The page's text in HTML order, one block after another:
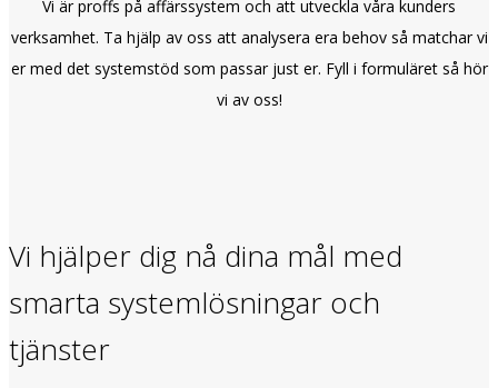
Vi är proffs på affärssystem och att utveckla våra kunders
verksamhet. Ta hjälp av oss att analysera era behov så matchar vi
er med det systemstöd som passar just er. Fyll i formuläret så hör
vi av oss!
Vi hjälper dig nå dina mål med
smarta systemlösningar och
tjänster